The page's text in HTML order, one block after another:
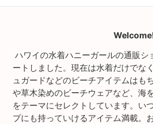
ハワイの水着ハニーガールの通販
ートしました。現在は水着だけでな
ュガードなどのビーチアイテムはも
や草木染めのビーチウェアなど、海
をテーマにセレクトしています。い
プにも持っていけるアイテム満載。